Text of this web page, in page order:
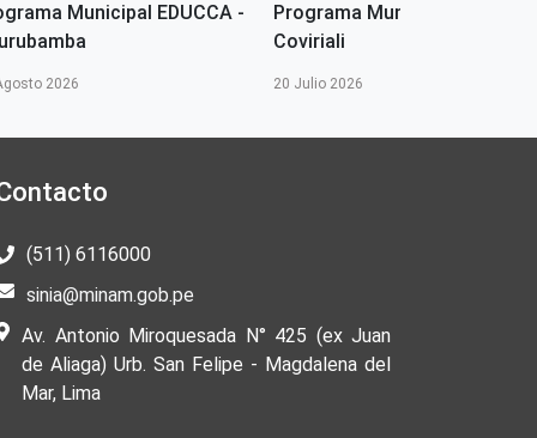
Municipal EDUCCA -
2026
Programa Municipal EDUCCA
Coviriali
20 Julio 2026
(511) 6116000
sinia@minam.gob.pe
Av. Antonio Miroquesada N° 425 (ex Juan
de Aliaga) Urb. San Felipe - Magdalena del
Mar, Lima